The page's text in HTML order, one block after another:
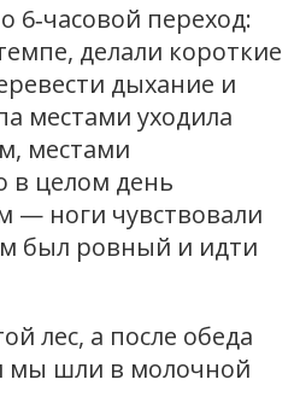
6‑часовой переход:
делали короткие
дыхание и
местами уходила
местами
в целом день
— ноги чувствовали
был ровный и идти
лес, а после обеда
мы шли в молочной